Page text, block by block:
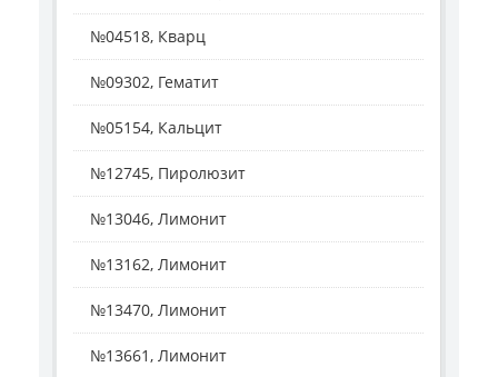
№04518, Кварц
№09302, Гематит
№05154, Кальцит
№12745, Пиролюзит
№13046, Лимонит
№13162, Лимонит
№13470, Лимонит
№13661, Лимонит